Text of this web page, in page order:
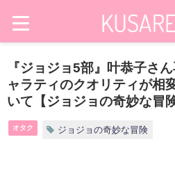
『ジョジョ5部』叶恭子さ
ャラティのクオリティが相
いて【ジョジョの奇妙な冒険
オタク ジョジョの奇妙な冒険